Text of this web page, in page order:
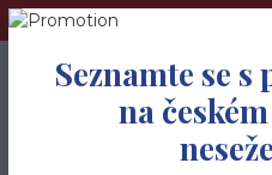
➢Terče pod dlažbu naleznete
+420 605 740 744
Seznamte se
na